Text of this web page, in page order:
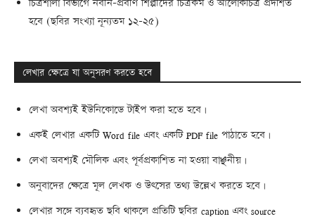
চিত্রশালা বিভাগে নবীন-প্রবীণ শিল্পীদের চিত্রকর্ম ও আলোকচিত্র প্রদর্শিত
হবে (ছবির সংখ্যা নূন্যতম ১২-২৫)
লেখার ক্ষেত্রে যা অনুসরণ করতে হবে
লেখা অবশ্যই ইউনিকোডে টাইপ করা হতে হবে।
একই লেখার একটি Word file এবং একটি PDF file পাঠাতে হবে।
লেখা অবশ্যই মৌলিক এবং পূর্বপ্রকাশিত না হওয়া বাঞ্ছনীয়।
অনুবাদের ক্ষেত্রে মূল লেখক ও উৎসের তথ্য উল্লেখ করতে হবে।
লেখার সঙ্গে ব্যবহৃত ছবি থাকলে প্রতিটি ছবির caption এবং source